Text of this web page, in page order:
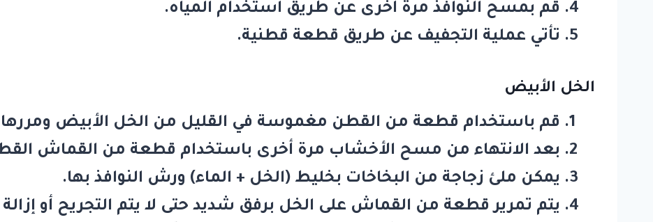
قم بمسح النوافذ مرة أخرى عن طريق استخدام المياه.
تأتي عملية التجفيف عن طريق قطعة قطنية.
الخل الأبيض
قم باستخدام قطعة من القطن مغموسة في القليل من الخل الأبيض ومررها
بعد الانتهاء من مسح الأخشاب مرة أخرى باستخدام قطعة من القماش
يمكن ملئ زجاجة من البخاخات بخليط (الخل + الماء) ورش النوافذ بها.
يتم تمرير قطعة من القماش على الخل برفق شديد حتى لا يتم التجريح أو إزالة